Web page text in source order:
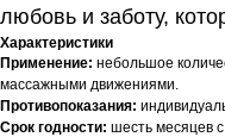
любовь и заботу,
Характеристики
Применение: небольшое
массажными движениями.
Противопоказания:
Срок годности: шесть месяцев